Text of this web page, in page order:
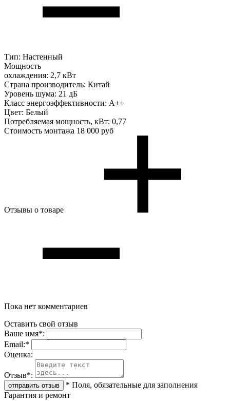
Тип: Настенный
Мощность
охлаждения: 2,7 кВт
Страна производитель: Китай
Уровень шума: 21 дБ
Класс энергоэффективности: A++
Цвет: Белый
Потребляемая мощность, кВт: 0,77
Стоимость монтажа 18 000 руб
Отзывы о товаре
Пока нет комментариев
Оставить свой отзыв
Ваше имя*:
Email:*
Oценка:
Отзыв*:
* Поля, обязательные для заполнения
Гарантия и ремонт